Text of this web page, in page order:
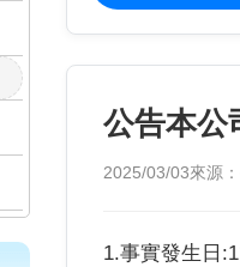
公告本公
2025/03/03來源
1.事實發生日